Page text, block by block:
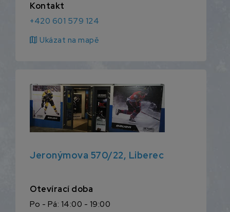
Kontakt
+420 601 579 124
map Ukázat na mapě
Jeronýmova 570/22, Liberec
Otevírací doba
Po - Pá: 14:00 - 19:00